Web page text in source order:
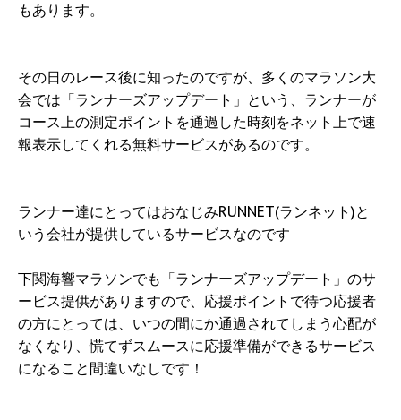
もあります。
その日のレース後に知ったのですが、多くのマラソン大
会では「ランナーズアップデート」という、ランナーが
コース上の測定ポイントを通過した時刻をネット上で速
報表示してくれる無料サービスがあるのです。
ランナー達にとってはおなじみRUNNET(ランネット)と
いう会社が提供しているサービスなのです
下関海響マラソンでも「ランナーズアップデート」のサ
ービス提供がありますので、応援ポイントで待つ応援者
の方にとっては、いつの間にか通過されてしまう心配が
なくなり、慌てずスムースに応援準備ができるサービス
になること間違いなしです！